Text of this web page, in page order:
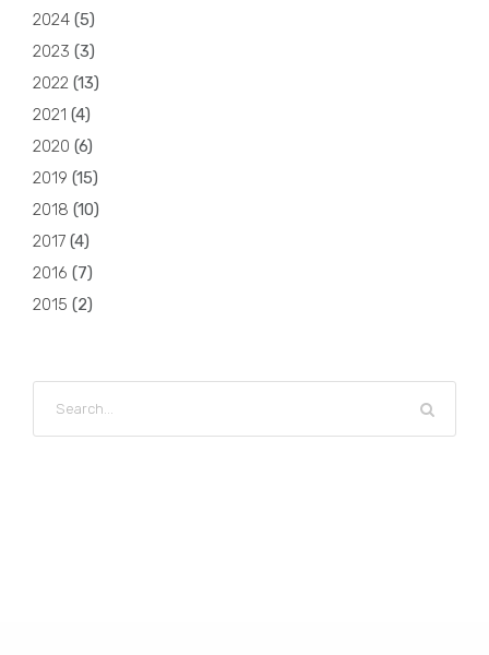
2024 (5)
2023 (3)
2022 (13)
2021 (4)
2020 (6)
2019 (15)
2018 (10)
2017 (4)
2016 (7)
2015 (2)